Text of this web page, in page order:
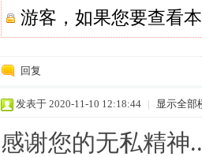
游客，如果您要查看
回复
发表于 2020-11-10 12:18:44 | 显示全部
感谢您的无私精神